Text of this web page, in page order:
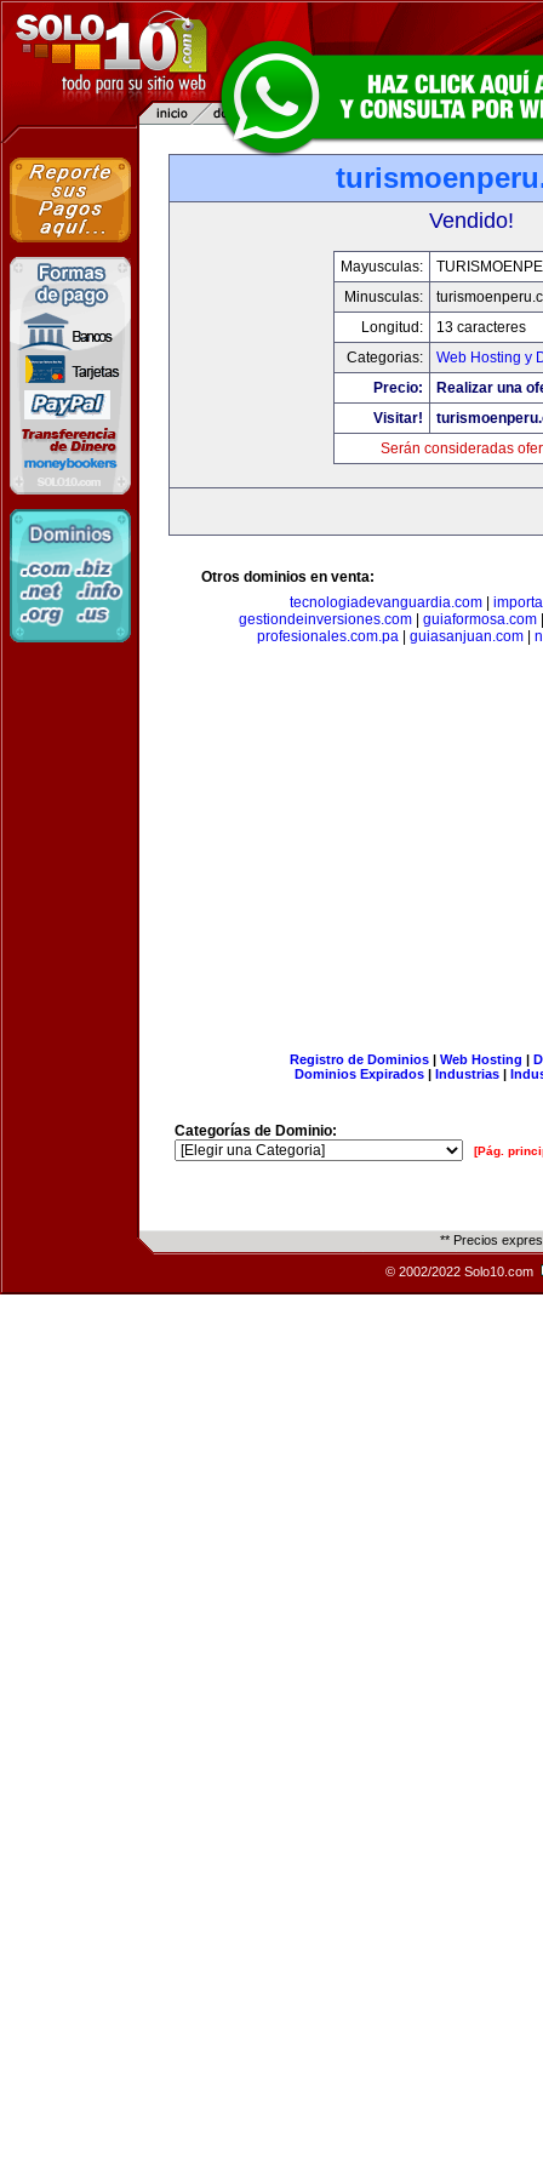
Vendido!
Mayusculas:
Minusculas:
Longitud:
13 caracteres
Categorias:
Web Hosting y
Precio:
Realizar una
Visitar!
Serán consideradas
Otros dominios en venta:
tecnologiadevanguardia.com|
gestiondeinversiones.com| guiaformosa.com
profesionales.com.pa
guiasanjuan.com
Registro de Dominios| Web Hosting |
Dominios Expirados | Industrias |
Categorías de Dominio:
[Pág.
** Precios
© 2002/2022 Solo10.com